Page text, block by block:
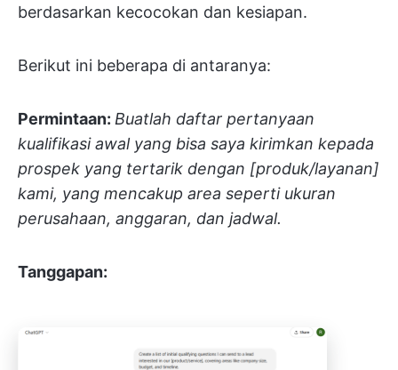
berdasarkan kecocokan dan kesiapan.
Berikut ini beberapa di antaranya:
Permintaan: Buatlah daftar pertanyaan
kualifikasi awal yang bisa saya kirimkan kepada
prospek yang tertarik dengan [produk/layanan]
kami, yang mencakup area seperti ukuran
perusahaan, anggaran, dan jadwal.
Tanggapan: